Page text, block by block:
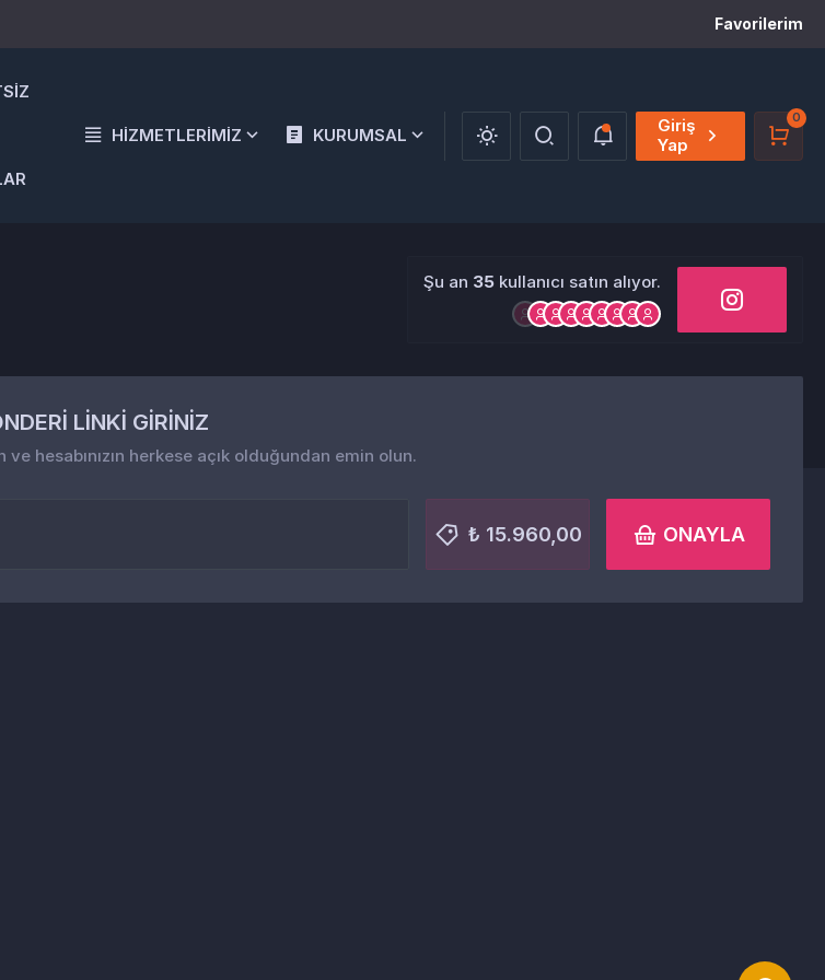
Favorilerim
HİZMETLERİMİZ KURUMSAL
Giriş
Yap
0
Şu an 35 kullanıcı satın alıyor.
LİNKİ GİRİNİZ
hesabınızın herkese açık olduğundan emin olun.
₺ 15.960,00 ONAYLA